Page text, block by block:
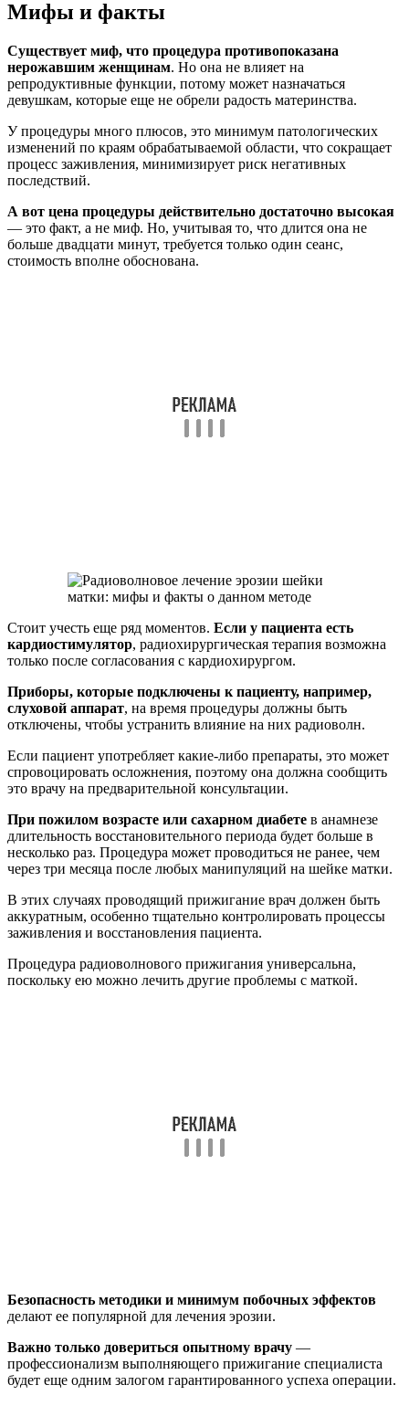
Мифы и факты
Существует миф, что процедура противопоказана
нерожавшим женщинам. Но она не влияет на
репродуктивные функции, потому может назначаться
девушкам, которые еще не обрели радость материнства.
У процедуры много плюсов, это минимум патологических
изменений по краям обрабатываемой области, что сокращает
процесс заживления, минимизирует риск негативных
последствий.
А вот цена процедуры действительно достаточно высокая
— это факт, а не миф. Но, учитывая то, что длится она не
больше двадцати минут, требуется только один сеанс,
стоимость вполне обоснована.
Стоит учесть еще ряд моментов. Если у пациента есть
кардиостимулятор, радиохирургическая терапия возможна
только после согласования с кардиохирургом.
Приборы, которые подключены к пациенту, например,
слуховой аппарат, на время процедуры должны быть
отключены, чтобы устранить влияние на них радиоволн.
Если пациент употребляет какие-либо препараты, это может
спровоцировать осложнения, поэтому она должна сообщить
это врачу на предварительной консультации.
При пожилом возрасте или сахарном диабете в анамнезе
длительность восстановительного периода будет больше в
несколько раз. Процедура может проводиться не ранее, чем
через три месяца после любых манипуляций на шейке матки.
В этих случаях проводящий прижигание врач должен быть
аккуратным, особенно тщательно контролировать процессы
заживления и восстановления пациента.
Процедура радиоволнового прижигания универсальна,
поскольку ею можно лечить другие проблемы с маткой.
Безопасность методики и минимум побочных эффектов
делают ее популярной для лечения эрозии.
Важно только довериться опытному врачу —
профессионализм выполняющего прижигание специалиста
будет еще одним залогом гарантированного успеха операции.